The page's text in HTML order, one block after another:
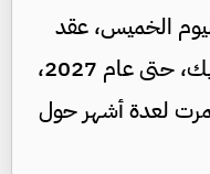
الخميس، عقد
قائده الهولندي فيرجيل فان دايك، حتى عام 2027،
لعدة أشهر حول